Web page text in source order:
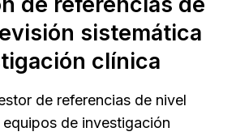
sistemática
clínica
de referencias de nivel
de investigación